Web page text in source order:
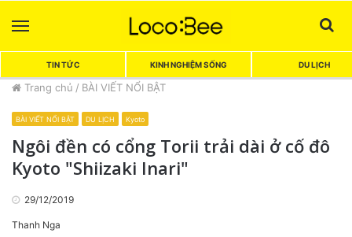
TIN TỨC KINH NGHIỆM SỐNG DU LỊCH
Trang chủ / BÀI VIẾT NỔI BẬT
BÀI VIẾT NỔI BẬT DU LỊCH Kyoto
Ngôi đền có cổng Torii trải dài ở cố đô
Kyoto "Shiizaki Inari"
29/12/2019
Thanh Nga